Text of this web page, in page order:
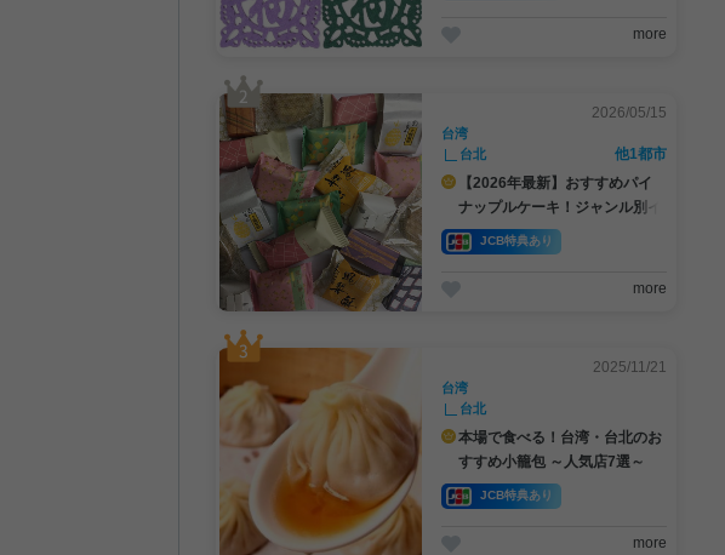
more
2026/05/15
台湾
台北
他1都市
【2026年最新】おすすめパイ
ナップルケーキ！ジャンル別イ
チ押しはこれ！
JCB特典あり
more
2025/11/21
台湾
台北
本場で食べる！台湾・台北のお
すすめ小籠包 ～人気店7選～
JCB特典あり
more